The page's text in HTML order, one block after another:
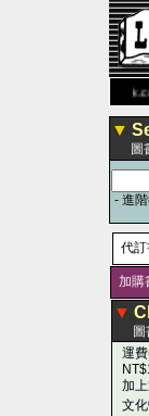
▼
圖
- 進
代
加購
▼
圖
運
加
文